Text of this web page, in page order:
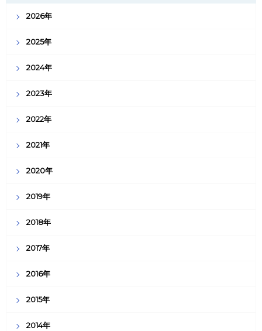
2026年
2025年
2024年
2023年
2022年
2021年
2020年
2019年
2018年
2017年
2016年
2015年
2014年